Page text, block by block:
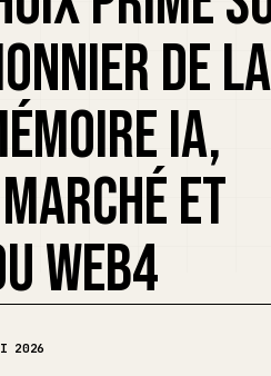
DE
IA,
ET
WEB4
2026